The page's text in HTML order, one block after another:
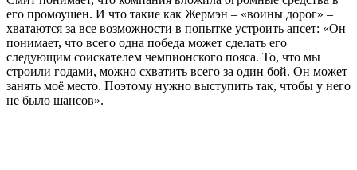
его промоушен. И что такие как Жермэн – «воины дорог» –
хватаются за все возможности в попытке устроить апсет: «Он
понимает, что всего одна победа может сделать его
следующим соискателем чемпионского пояса. То, что мы
строили годами, можно схватить всего за один бой. Он может
занять моё место. Поэтому нужно выступить так, чтобы у него
не было шансов».